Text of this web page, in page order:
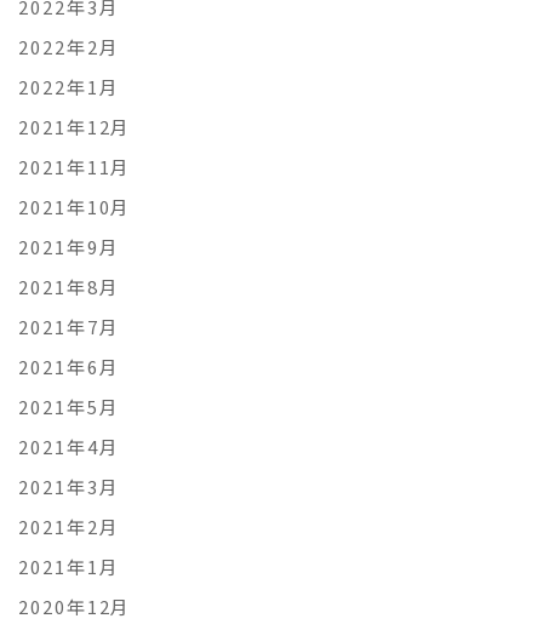
2022年3月
2022年2月
2022年1月
2021年12月
2021年11月
2021年10月
2021年9月
2021年8月
2021年7月
2021年6月
2021年5月
2021年4月
2021年3月
2021年2月
2021年1月
2020年12月